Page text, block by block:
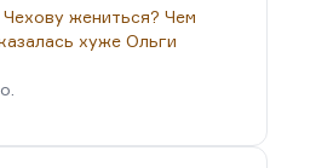
жениться? Чем
хуже Ольги